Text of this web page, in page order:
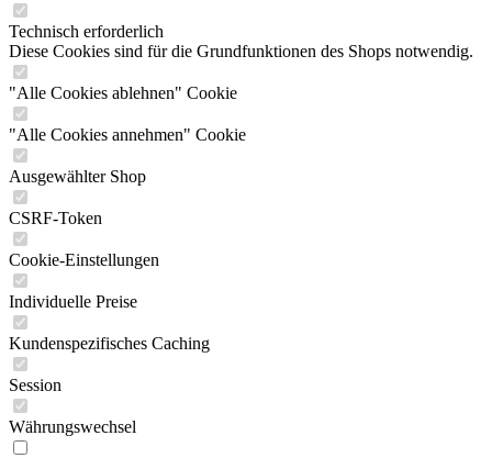
Technisch erforderlich
Diese Cookies sind für die Grundfunktionen des Shops notwendig.
"Alle Cookies ablehnen" Cookie
"Alle Cookies annehmen" Cookie
Ausgewählter Shop
CSRF-Token
Cookie-Einstellungen
Individuelle Preise
Kundenspezifisches Caching
Session
Währungswechsel